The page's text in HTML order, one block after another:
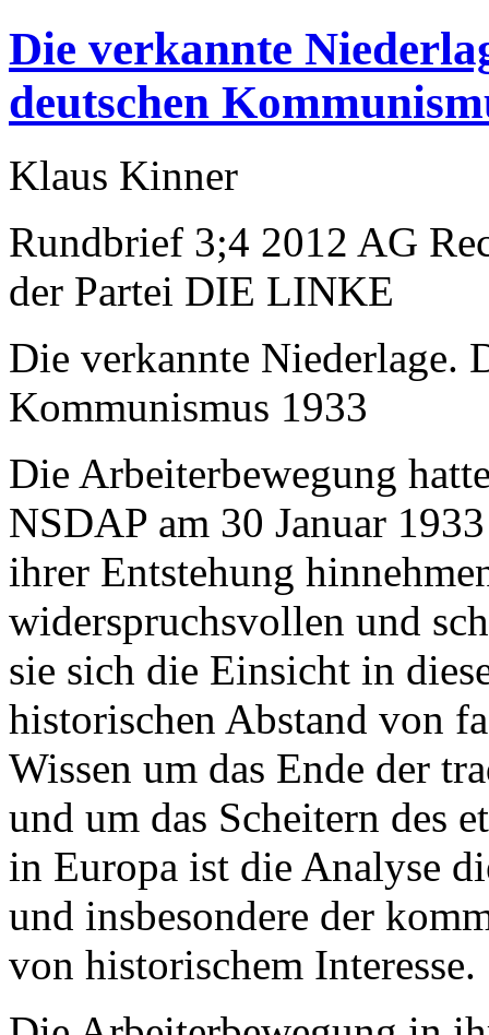
Die verkannte
deutschen
Klaus Kinner
Rundbrief 3;4 2012 AG
der Partei DIE LINKE
Die verkannte Niederlage.
Kommunismus 1933
Die Arbeiterbewegung
NSDAP am 30 Januar
ihrer Entstehung
widerspruchsvollen und
sie sich die Einsicht in
historischen Abstand von
Wissen um das Ende der
und um das Scheitern des
in Europa ist die Analyse
und insbesondere der
von historischem Interesse.